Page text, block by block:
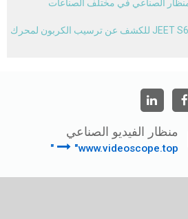
الصناعي في مختلف الصناعات
تطبيق منظار الفيديو بأداة JEET S610 للكشف عن ترسيب الكربون لمحرك
منظار الفيديو الصناعي
"www.videoscope.top"